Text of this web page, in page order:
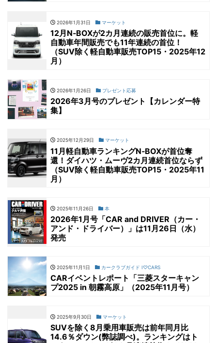
2026年1月31日 マーケット
12月N‐BOXが2カ月連続の販売首位に。軽
自動車年間販売でも11年連続の首位！
（SUV除く軽自動車販売TOP15・2025年12
月）
2026年1月26日 プレゼント応募
2026年3月号のプレゼント【カレンダー特
集】
2025年12月29日 マーケット
11月軽自動車ランキングN‐BOXが首位奪
還！ダイハツ・ムーヴ2カ月連続首位ならず
（SUV除く軽自動車販売TOP15・2025年11
月）
2025年11月26日 本
2026年1月号「CAR and DRIVER（カー・
アンド・ドライバー）」は11月26日（水）
発売
2025年11月1日 カークラブガイド I♡CARS
CARイベントレポート「三菱スターキャン
プ2025 in 朝霧高原」（2025年11月号）
2025年9月30日 マーケット
SUVを除く8月乗用車販売は前年同月比
14.6％ダウン(弊誌調べ)。ランキングはト